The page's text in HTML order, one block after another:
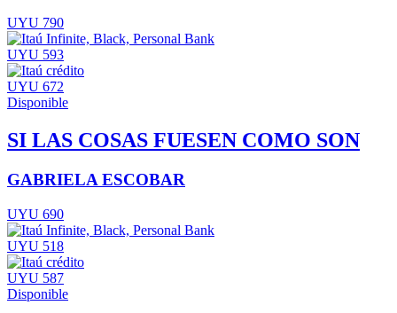
UYU 790
UYU 593
UYU 672
Disponible
SI LAS COSAS FUESEN COMO SON
GABRIELA ESCOBAR
UYU 690
UYU 518
UYU 587
Disponible